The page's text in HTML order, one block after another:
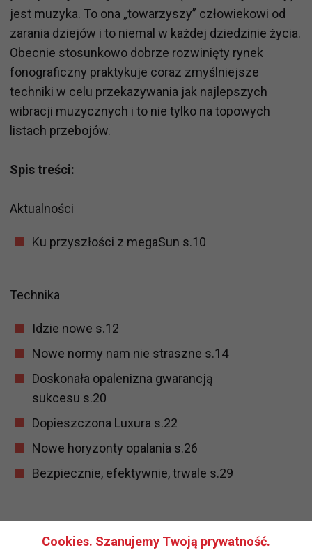
jest muzyka. To ona „towarzyszy” człowiekowi od
zarania dziejów i to niemal w każdej dziedzinie życia.
Obecnie stosunkowo dobrze rozwinięty rynek
fonograficzny praktykuje coraz zmyślniejsze
techniki w celu przekazywania jak najlepszych
wibracji muzycznych i to nie tylko na topowych
listach przebojów.
Spis treści:
Aktualności
Ku przyszłości z megaSun s.10
Technika
Idzie nowe s.12
Nowe normy nam nie straszne s.14
Doskonała opalenizna gwarancją
sukcesu s.20
Dopieszczona Luxura s.22
Nowe horyzonty opalania s.26
Bezpiecznie, efektywnie, trwale s.29
Wywiad
Cookies. Szanujemy Twoją prywatność.